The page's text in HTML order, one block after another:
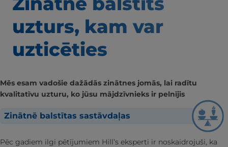
uzturs, kam var
uzticēties
Mēs esam vadošie dažādās zinātnes jomās, lai radītu
kvalitatīvu uzturu, ko jūsu mājdzīvnieks ir pelnījis
Zinātnē balstītas sastāvdaļas
Pēc gadiem ilgi pētījumiem Hill’s eksperti ir noskaidrojuši, ka